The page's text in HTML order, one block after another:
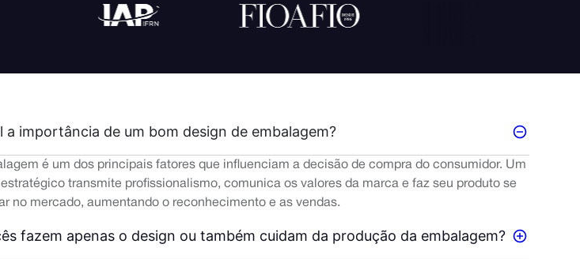
a importância de um bom design de embalagem?
é um dos principais fatores que influenciam a decisão de compra do consumidor. Um
transmite profissionalismo, comunica os valores da marca e faz seu produto se
no mercado, aumentando o reconhecimento e as vendas.
fazem apenas o design ou também cuidam da produção da embalagem?